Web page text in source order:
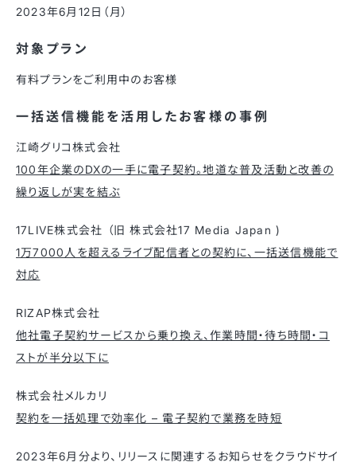
2023年6月12日（月）
対象プラン
有料プランをご利用中のお客様
一括送信機能を活用したお客様の事例
江崎グリコ株式会社
100年企業のDXの一手に電子契約。地道な普及活動と改善の
繰り返しが実を結ぶ
17LIVE株式会社 （旧 株式会社17 Media Japan )
1万7000人を超えるライブ配信者との契約に、一括送信機能で
対応
RIZAP株式会社
他社電子契約サービスから乗り換え、作業時間・待ち時間・コ
ストが半分以下に
株式会社メルカリ
契約を一括処理で効率化 – 電子契約で業務を時短
2023年6月分より、リリースに関連するお知らせをクラウドサイ